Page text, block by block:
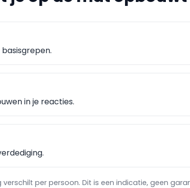
in je reacties.
verschilt per persoon. Dit is een indicatie, geen